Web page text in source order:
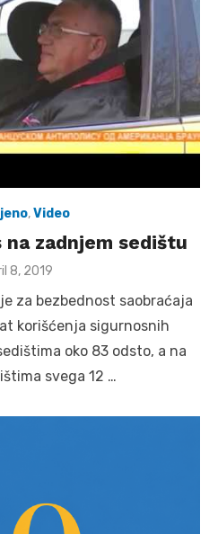
,Video
zadnjem sedištu
8, 2019
za bezbednost saobraćaja
korišćenja sigurnosnih
oko 83 odsto, a na
svega 12 …